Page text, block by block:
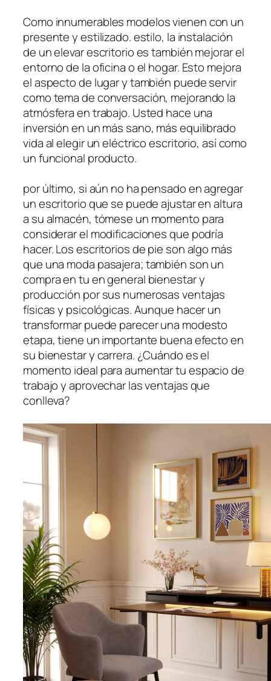
Como innumerables modelos vienen con un
presente y estilizado. estilo, la instalación
de un elevar escritorio es también mejorar el
entorno de la oficina o el hogar. Esto mejora
el aspecto de lugar y también puede servir
como tema de conversación, mejorando la
atmósfera en trabajo. Usted hace una
inversión en un más sano, más equilibrado
vida al elegir un eléctrico escritorio, así como
un funcional producto.
por último, si aún no ha pensado en agregar
un escritorio que se puede ajustar en altura
a su almacén, tómese un momento para
considerar el modificaciones que podría
hacer. Los escritorios de pie son algo más
que una moda pasajera; también son un
compra en tu en general bienestar y
producción por sus numerosas ventajas
físicas y psicológicas. Aunque hacer un
transformar puede parecer una modesto
etapa, tiene un importante buena efecto en
su bienestar y carrera. ¿Cuándo es el
momento ideal para aumentar tu espacio de
trabajo y aprovechar las ventajas que
conlleva?